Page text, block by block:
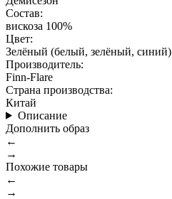
Состав:
вискоза 100%
Цвет:
Зелёный (белый, зелёный, синий)
Производитель:
Finn-Flare
Страна производства:
Китай
Описание
Дополнить образ
←
→
Похожие товары
←
→